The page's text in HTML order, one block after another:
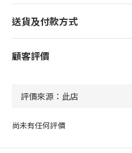
送貨及付款方式
顧客評價
尚未有任何評價